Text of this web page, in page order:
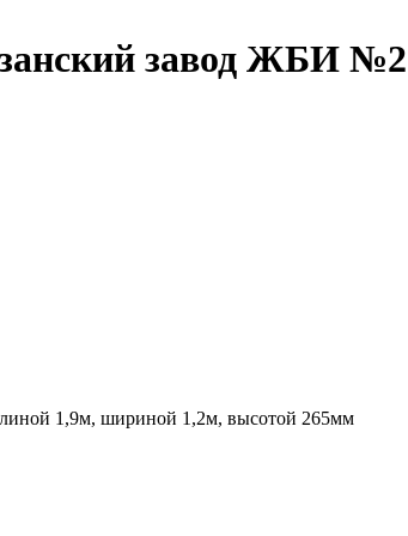
завод ЖБИ
1,9м, шириной 1,2м, высотой 265мм